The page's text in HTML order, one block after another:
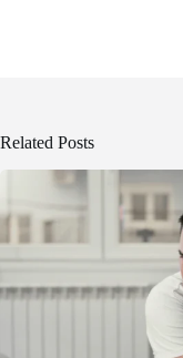
Related Posts